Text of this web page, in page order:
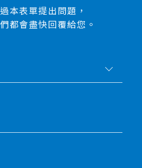
本表單提出問題，
都會盡快回覆給您。